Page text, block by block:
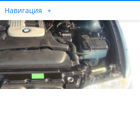
Навигация +